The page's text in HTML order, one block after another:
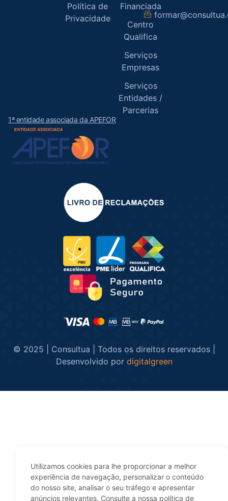
Política de
Privacidade
Financiada
Centro
Qualifica
Serviços
Empresas
Serviços
Entidades /
Parcerias
1ª entidade associada da APEFOR
© 2025 | Consultua | Todos os direitos reservados |
Desenvolvido por digitalgreen
Utilizamos cookies para lhe proporcionar a melhor
experiência de navegação, personalizar o conteúdo
do nosso site, analisar o seu tráfego e apresentar
anúncios relevantes. Consulte a nossa política de